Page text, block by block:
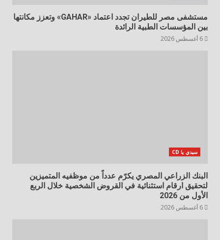
مستشفى مصر للطيران تجدد اعتماد «GAHAR» وتعزز مكانتها
بين المؤسسات الطبية الرائدة
سيدي يا CD
البنك الزراعي المصري يكرّم عدداً من موظفيه المتميزين
لتحقيق ارقام استثنائية في القروض الشخصية خلال الربع
الأول من 2026